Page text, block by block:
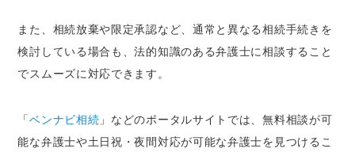
また、相続放棄や限定承認など、通常と異なる相続手続きを
検討している場合も、法的知識のある弁護士に相談すること
でスムーズに対応できます。
「ベンナビ相続 」などのポータルサイトでは、無料相談が可
能な弁護士や土日祝・夜間対応が可能な弁護士を見つけるこ